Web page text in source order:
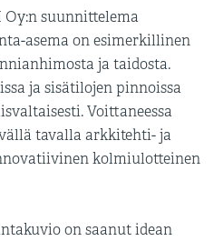
suunnittelema
asema on esimerkillinen
ja taidosta.
ja sisätilojen pinnoissa
Voittaneessa
tavalla arkkitehti- ja
kolmiulotteinen
on saanut idean